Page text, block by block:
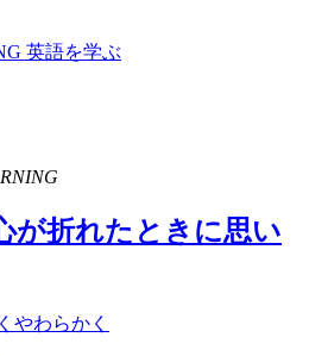
英語を学ぶ
が折れたときに思い
やわらかく